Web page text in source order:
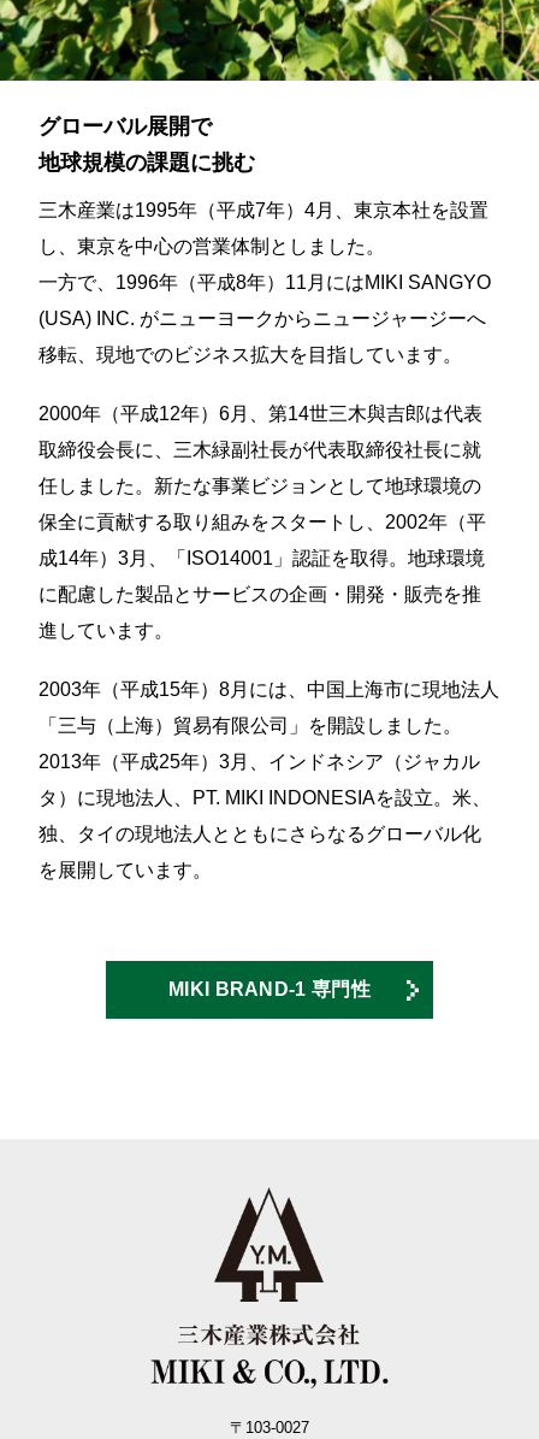
グローバル展開で
地球規模の課題に挑む
三木産業は1995年（平成7年）4月、東京本社を設置
し、東京を中心の営業体制としました。
一方で、1996年（平成8年）11月にはMIKI SANGYO
(USA) INC. がニューヨークからニュージャージーへ
移転、現地でのビジネス拡大を目指しています。
2000年（平成12年）6月、第14世三木與吉郎は代表
取締役会長に、三木緑副社長が代表取締役社長に就
任しました。新たな事業ビジョンとして地球環境の
保全に貢献する取り組みをスタートし、2002年（平
成14年）3月、「ISO14001」認証を取得。地球環境
に配慮した製品とサービスの企画・開発・販売を推
進しています。
2003年（平成15年）8月には、中国上海市に現地法人
「三与（上海）貿易有限公司」を開設しました。
2013年（平成25年）3月、インドネシア（ジャカル
タ）に現地法人、PT. MIKI INDONESIAを設立。米、
独、タイの現地法人とともにさらなるグローバル化
を展開しています。
MIKI BRAND-1 専門性
〒103-0027